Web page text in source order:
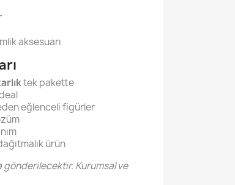
aksesuarı
tek pakette
eğlenceli figürler
ürün
gönderilecektir. Kurumsal ve